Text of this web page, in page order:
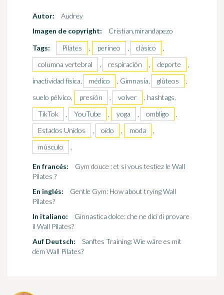
Autor:
Audrey
Imagen de copyright:
Cristian.mirandapezo
Tags:
Pilates , perineo , clásico
,
columna vertebral
, respiración , deporte
,
inactividad física,
médico , Gimnasia, glúteos
,
suelo pélvico,
presión , volver
, hashtags,
TikTok
, YouTube , yoga , ombligo
,
Estados Unidos
, oído , moda
,
músculo
,
En francés:
Gym douce : et si vous testiez le Wall
Pilates ?
En inglés:
Gentle Gym: How about trying Wall
Pilates?
In italiano:
Ginnastica dolce: che ne dici di provare
il Wall Pilates?
Auf Deutsch:
Sanftes Training: Wie wäre es mit
dem Wall Pilates?